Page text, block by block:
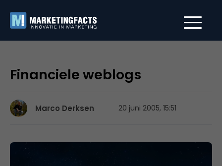
Financiele weblogs
Marco Derksen 20 juni 2005, 15:51